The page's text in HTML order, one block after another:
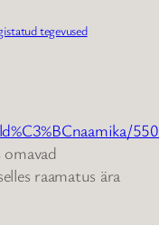
tegevused
raamatus ära